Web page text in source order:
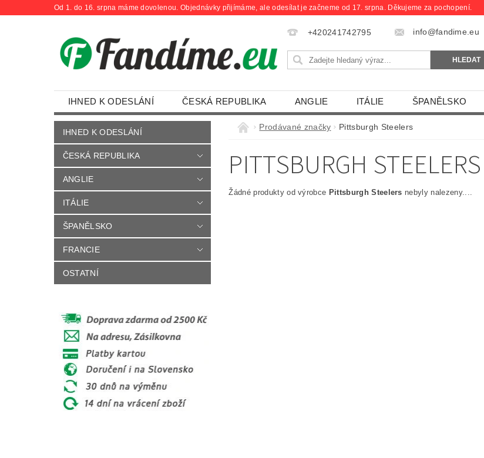
Od 1. do 16. srpna máme dovolenou. Objednávky přijímáme, ale odesílat je začneme od 17. srpna. Děkujeme za pochopení.
+420241742795 info@fandime.eu
IHNED K ODESLÁNÍ ČESKÁ REPUBLIKA ANGLIE ITÁLIE ŠPANĚLSKO
OBCHODNÍ PODMÍNKY KONTAKTY
IHNED K ODESLÁNÍ
ČESKÁ REPUBLIKA
ANGLIE
ITÁLIE
ŠPANĚLSKO
FRANCIE
OSTATNÍ
Prodávané značky Pittsburgh Steelers
PITTSBURGH STEELERS
Žádné produkty od výrobce Pittsburgh Steelers nebyly nalezeny....